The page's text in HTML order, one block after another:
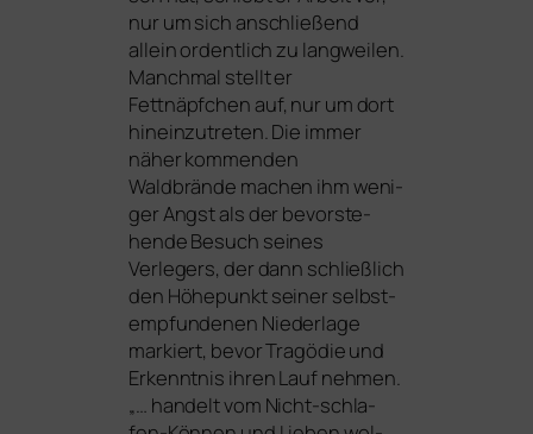
nur um sich anschlie­ßend
allein ordent­lich zu lang­wei­len.
Manchmal stellt er
Fettnäpfchen auf, nur um dort
hin­ein­zu­tre­ten. Die immer
näher kom­men­den
Waldbrände machen ihm weni­
ger Angst als der bevor­ste­
hen­de Besuch sei­nes
Verlegers, der dann schließ­lich
den Höhepunkt sei­ner selbst­
emp­fun­de­nen Niederlage
mar­kiert, bevor Tragödie und
Erkenntnis ihren Lauf neh­men.
„… han­delt vom Nicht-schla­